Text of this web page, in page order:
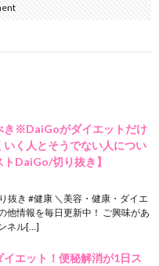
き※DaiGoがダイエットだけ
く人とそうでない人につい
DaiGo/切り抜き】
抜き #健康 ＼美容・健康・ダイエ
他情報を毎日更新中！ ご興味があ
ネル[…]
エット！便秘解消が1日ス